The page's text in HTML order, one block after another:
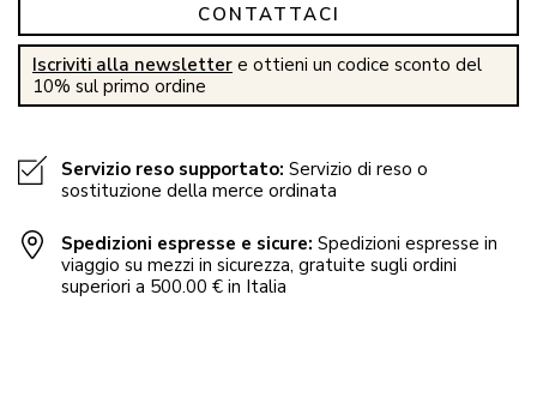
CONTATTACI
Iscriviti alla newsletter e ottieni un codice sconto del
10% sul primo ordine
Servizio reso supportato: Servizio di reso o
sostituzione della merce ordinata
Spedizioni espresse e sicure: Spedizioni espresse in
viaggio su mezzi in sicurezza, gratuite sugli ordini
superiori a 500.00 € in Italia